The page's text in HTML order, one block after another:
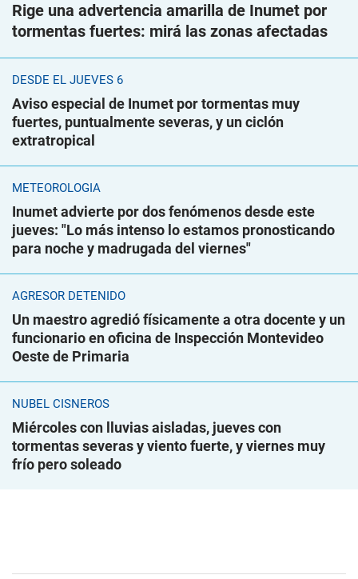
Rige una advertencia amarilla de Inumet por
tormentas fuertes: mirá las zonas afectadas
DESDE EL JUEVES 6
Aviso especial de Inumet por tormentas muy
fuertes, puntualmente severas, y un ciclón
extratropical
METEOROLOGÍA
Inumet advierte por dos fenómenos desde este
jueves: "Lo más intenso lo estamos pronosticando
para noche y madrugada del viernes"
AGRESOR DETENIDO
Un maestro agredió físicamente a otra docente y un
funcionario en oficina de Inspección Montevideo
Oeste de Primaria
NUBEL CISNEROS
Miércoles con lluvias aisladas, jueves con
tormentas severas y viento fuerte, y viernes muy
frío pero soleado